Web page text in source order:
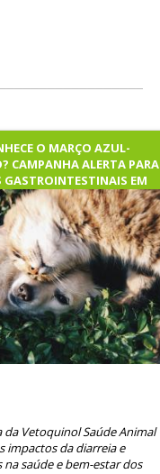
O MARÇO AZUL-
CAMPANHA ALERTA PARA
GASTROINTESTINAIS EM
da Vetoquinol Saúde Animal
impactos da diarreia e
na saúde e bem-estar dos